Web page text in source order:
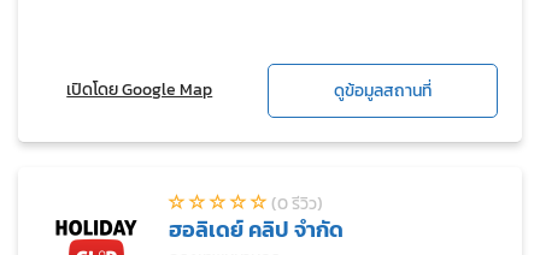
เปิดโดย Google Map ดูข้อมูลสถานที่
(0 รีวิว)
ฮอลิเดย์ คลิป จำกัด